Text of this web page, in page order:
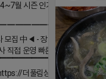
월 시즌 인기 키워드
모집 中◀ - 장기 협업 파
직접 운영 빠른 피드백
(카
더풀림상